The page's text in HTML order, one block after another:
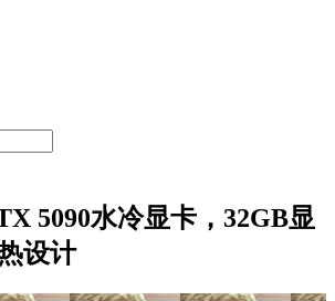
5090水冷显卡，32GB显
设计